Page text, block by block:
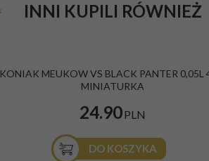
INNI KUPILI RÓWNIEŻ
KONIAK MEUKOW VS BLACK PANTER 0,05L
MINIATURKA
24.90PLN
DO KOSZYKA